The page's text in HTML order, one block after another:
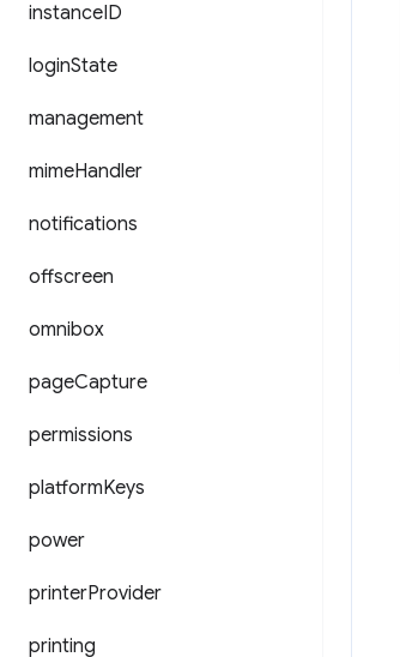
instanceID
loginState
management
mimeHandler
notifications
offscreen
omnibox
pageCapture
permissions
platformKeys
power
printerProvider
printing